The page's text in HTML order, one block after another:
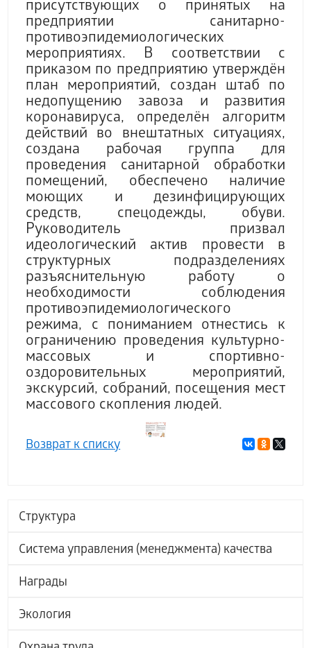
Структура
Система управления (менеджмента) качества
Награды
Экология
присутствующих о принятых на
предприятии санитарно-
противоэпидемиологических
мероприятиях. В соответствии с
приказом по предприятию утверждён
план мероприятий, создан штаб по
недопущению завоза и развития
коронавируса, определён алгоритм
действий во внештатных ситуациях,
создана рабочая группа для
проведения санитарной обработки
помещений, обеспечено наличие
моющих и дезинфицирующих
средств, спецодежды, обуви.
Руководитель призвал
идеологический актив провести в
структурных подразделениях
разъяснительную работу о
необходимости соблюдения
противоэпидемиологического
режима, с пониманием отнестись к
ограничению проведения культурно-
массовых и спортивно-
оздоровительных мероприятий,
экскурсий, собраний, посещения мест
массового скопления людей.
Возврат к списку